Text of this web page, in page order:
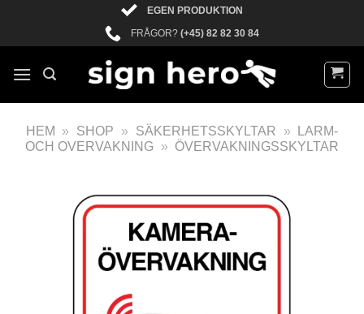
EGEN PRODUKTION
FRÅGOR? (+45) 82 82 30 84
HEM » SHOP » SÄKERHETSSKYLTAR »
LARM-
OCH OVERVAKNING
» ÖVERVAKNINGSSKYLTAR